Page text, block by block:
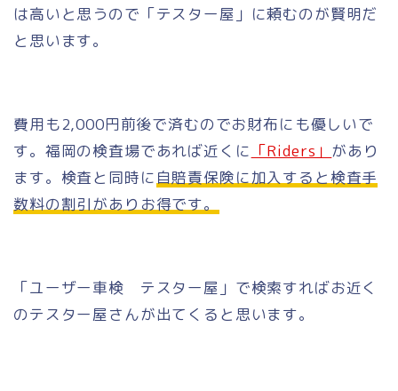
は高いと思うので「テスター屋」に頼むのが賢明だ
と思います。
費用も2,000円前後で済むのでお財布にも優しいで
す。福岡の検査場であれば近くに 「Riders」 があり
ます。検査と同時に 自賠責保険に加入すると検査手
数料の割引がありお得です。
「ユーザー車検 テスター屋」で検索すればお近く
のテスター屋さんが出てくると思います。